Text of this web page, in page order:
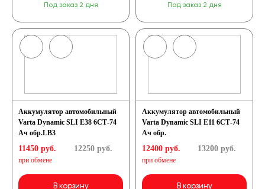
Под заказ 2 дня Под заказ 2 дня
Аккумулятор автомобильный
Varta Dynamic SLI E38 6СТ-74
Ач обр.LB3
11450 руб.
при обмене
12250руб.
В корзину
Аккумулятор автомобильный
Varta Dynamic SLI E11 6СТ-74
Ач обр.
12400 руб.
при обмене
13200руб.
В корзину